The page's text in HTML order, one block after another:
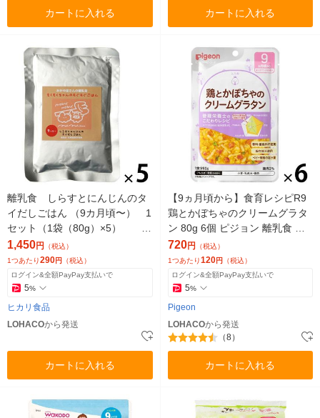
カートに入れる カートに入れる
離乳食 しらすとにんじんのタ
イだしごはん （9カ月頃〜） 1
セット（1袋（80g）×5） 新
潟県産コシヒカリ100％ ヒカ
リ食品
1,450円
（税込）
1つあたり290円 （税込）
ログイン&全額PayPay支払いで
5%
ヒカリ食品
LOHACOから発送
カートに入れる
【9ヵ月頃から】食育レシピR9
鶏とかぼちゃのクリームグラタ
ン 80g 6個 ピジョン 離乳食 ベ
ビーフード
720円
（税込）
1つあたり120円 （税込）
ログイン&全額PayPay支払いで
5%
Pigeon
LOHACOから発送
（8）
カートに入れる